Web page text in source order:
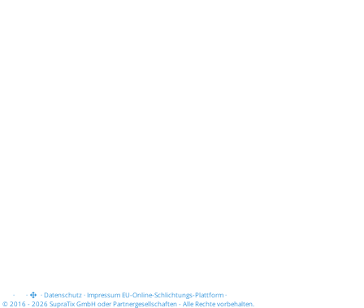
· · ·Datenschutz·Impressum EU-Online-Schlichtungs-Plattform·
© 2016 - 2026 SupraTix GmbH oder Partnergesellschaften - Alle Rechte vorbehalten.